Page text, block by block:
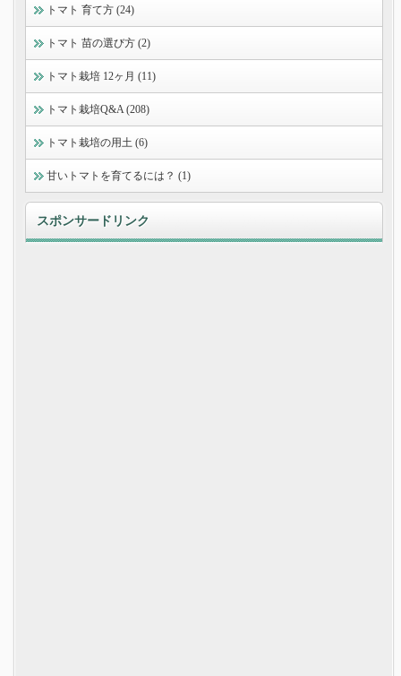
トマト 育て方 (24)
トマト 苗の選び方 (2)
トマト栽培 12ヶ月 (11)
トマト栽培Q&A (208)
トマト栽培の用土 (6)
甘いトマトを育てるには？ (1)
スポンサードリンク